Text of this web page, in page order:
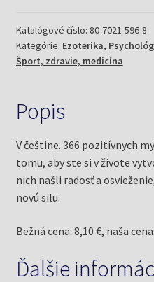
pro
sebe
(Bergmann,
Katalógové číslo: 80-7021-596-8
Kategórie: Ezoterika,
Šport, zdravie, medicína
Popis
V češtine. 366 pozitívnych
tomu, aby ste si v živote
nich našli radosť a
novú silu.
Bežná cena: 8,10 €, naša cena:
Ďalšie